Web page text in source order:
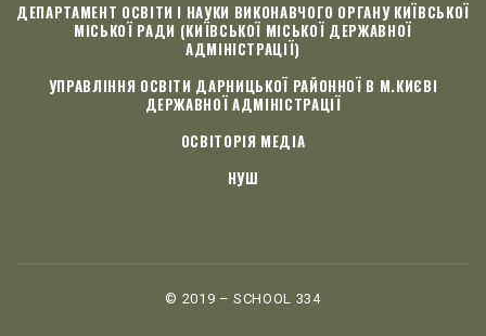
ДЕПАРТАМЕНТ ОСВІТИ І НАУКИ ВИКОНАВЧОГО ОРГАНУ КИЇВСЬКОЇ
МІСЬКОЇ РАДИ (КИЇВСЬКОЇ МІСЬКОЇ ДЕРЖАВНОЇ
АДМІНІСТРАЦІЇ)
УПРАВЛІННЯ ОСВІТИ ДАРНИЦЬКОЇ РАЙОННОЇ В М.КИЄВІ
ДЕРЖАВНОЇ АДМІНІСТРАЦІЇ
ОСВІТОРІЯ МЕДІА
НУШ
© 2019 – SCHOOL 334